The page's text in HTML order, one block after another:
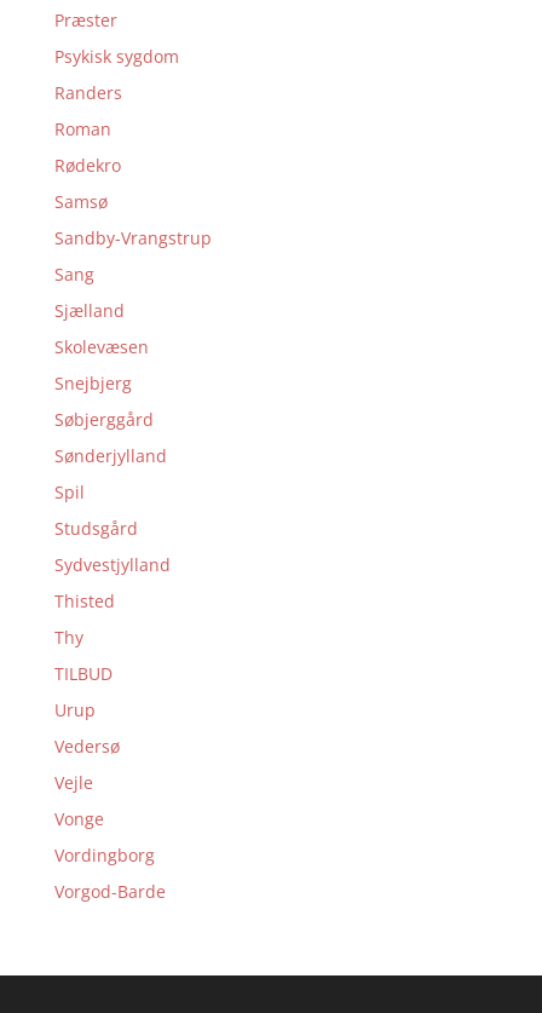
Præster
Psykisk sygdom
Randers
Roman
Rødekro
Samsø
Sandby-Vrangstrup
Sang
Sjælland
Skolevæsen
Snejbjerg
Søbjerggård
Sønderjylland
Spil
Studsgård
Sydvestjylland
Thisted
Thy
TILBUD
Urup
Vedersø
Vejle
Vonge
Vordingborg
Vorgod-Barde